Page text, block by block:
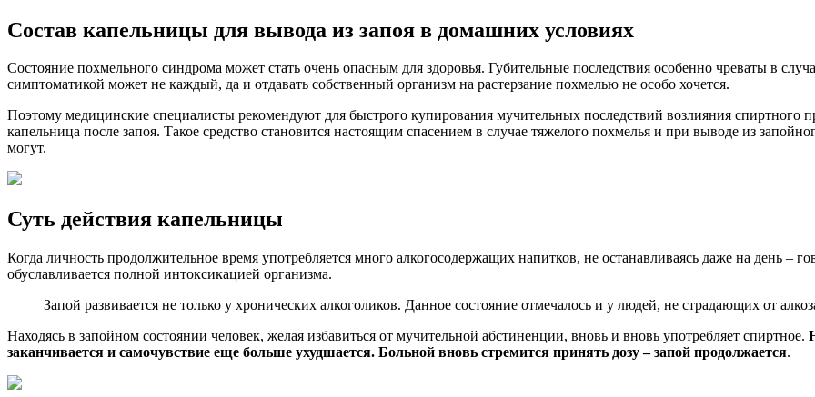
Состав капельницы для вывода из запоя в домашних условиях
Состояние похмельного синдрома может стать очень опасным для здоровья. Губительные последствия особенно чреваты в
симптоматикой может не каждый, да и отдавать собственный организм на растерзание похмелью не особо хочется.
Поэтому медицинские специалисты рекомендуют для быстрого купирования мучительных последствий возлияния спиртного
капельница после запоя. Такое средство становится настоящим спасением в случае тяжелого похмелья и при выводе из
могут.
Суть действия капельницы
Когда личность продолжительное время употребляется много алкогосодержащих напитков, не останавливаясь даже на день –
обуславливается полной интоксикацией организма.
Запой развивается не только у хронических алкоголиков. Данное состояние отмечалось и у людей, не страдающих от
Находясь в запойном состоянии человек, желая избавиться от мучительной абстиненции, вновь и вновь употребляет спиртное.
заканчивается и самочувствие еще больше ухудшается. Больной вновь стремится принять дозу – запой продолжается.